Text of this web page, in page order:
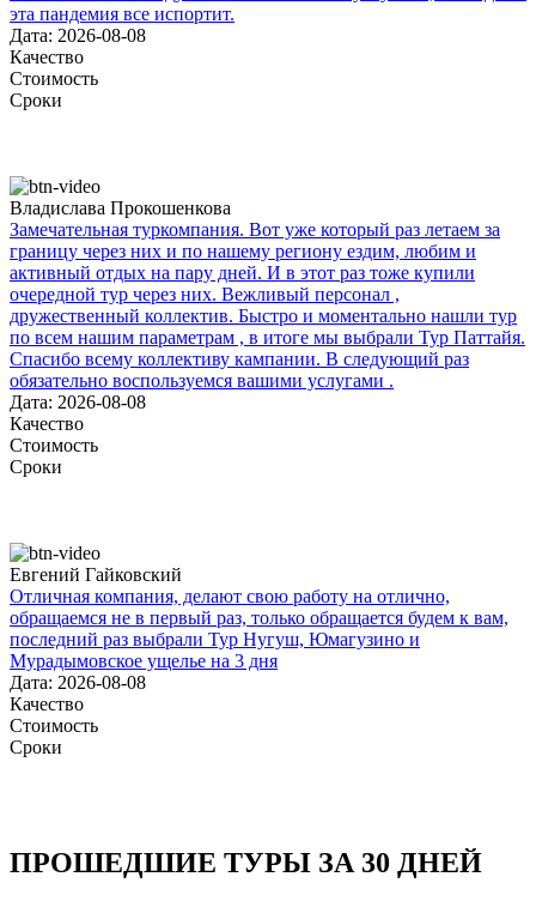
эта пандемия все испортит.
Дата: 2026-08-08
Качество
Стоимость
Сроки
Владислава Прокошенкова
Замечательная туркомпания. Вот уже который раз летаем за
границу через них и по нашему региону ездим, любим и
активный отдых на пару дней. И в этот раз тоже купили
очередной тур через них. Вежливый персонал ,
дружественный коллектив. Быстро и моментально нашли тур
по всем нашим параметрам , в итоге мы выбрали Тур Паттайя.
Спасибо всему коллективу кампании. В следующий раз
обязательно воспользуемся вашими услугами .
Дата: 2026-08-08
Качество
Стоимость
Сроки
Евгений Гайковский
Отличная компания, делают свою работу на отлично,
обращаемся не в первый раз, только обращается будем к вам,
последний раз выбрали Тур Нугуш, Юмагузино и
Мурадымовское ущелье на 3 дня
Дата: 2026-08-08
Качество
Стоимость
Сроки
ПРОШЕДШИЕ ТУРЫ ЗА 30 ДНЕЙ